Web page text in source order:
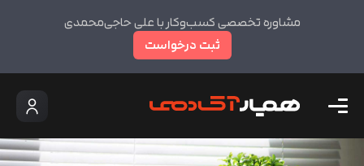
مشاوره تخصصی کسب‌وکار با علی حاجی‌محمدی
ثبت درخواست